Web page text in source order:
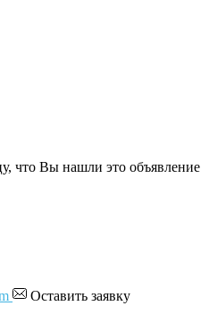
что Вы нашли это объявление
Оставить заявку